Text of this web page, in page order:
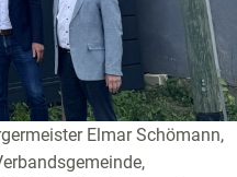
Elmar Schömann,